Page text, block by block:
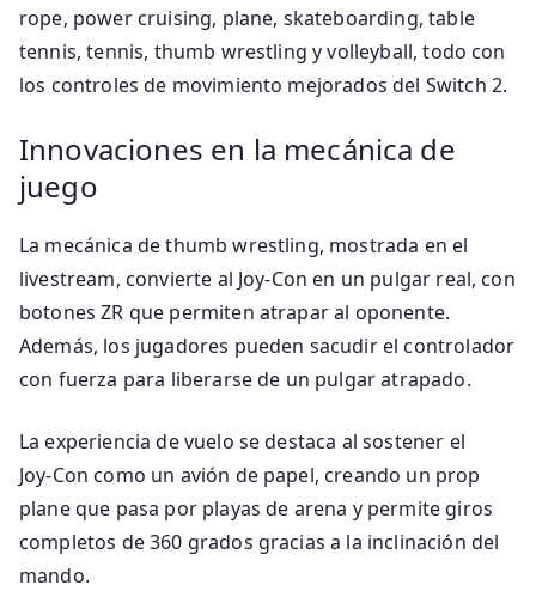
rope, power cruising, plane, skateboarding, table
tennis, tennis, thumb wrestling y volleyball, todo con
los controles de movimiento mejorados del Switch 2.
Innovaciones en la mecánica de
juego
La mecánica de thumb wrestling, mostrada en el
livestream, convierte al Joy‑Con en un pulgar real, con
botones ZR que permiten atrapar al oponente.
Además, los jugadores pueden sacudir el controlador
con fuerza para liberarse de un pulgar atrapado.
La experiencia de vuelo se destaca al sostener el
Joy‑Con como un avión de papel, creando un prop
plane que pasa por playas de arena y permite giros
completos de 360 grados gracias a la inclinación del
mando.